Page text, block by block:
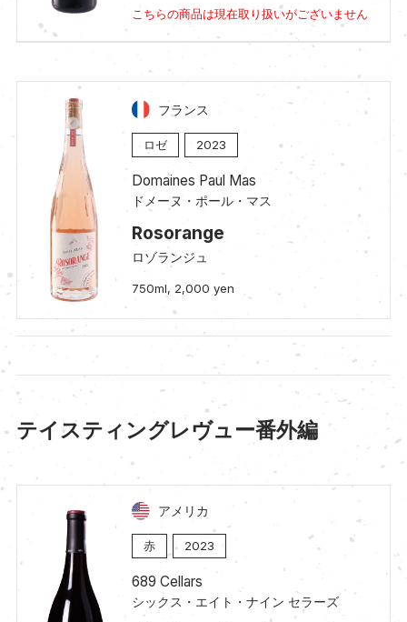
こちらの商品は現在取り扱いがございません
フランス
ロゼ 2023
Domaines Paul Mas
ドメーヌ・ポール・マス
Rosorange
ロゾランジュ
750ml, 2,000 yen
テイスティングレヴュー番外編
アメリカ
赤 2023
689 Cellars
シックス・エイト・ナイン セラーズ